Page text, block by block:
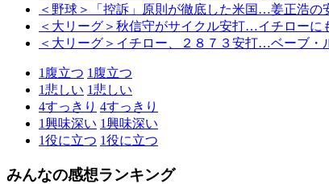
＜野球＞「控訴」原則が徹底した米国…姜正浩の
＜大リーグ＞秋信守がサイクル安打…イチローに
＜大リーグ＞イチロー、２８７３安打…ベーブ・
1 腹立つ 1 腹立つ
1悲しい 1悲しい
4すっきり 4すっきり
1興味深い 1興味深い
1役に立つ 1役に立つ
みんなの感想ランキング